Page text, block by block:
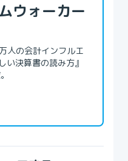
ウォーカー
人の会計インフルエ
い決算書の読み方』